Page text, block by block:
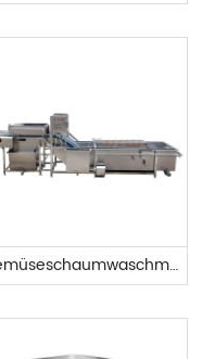
Gemüseschaumwaschmaschine